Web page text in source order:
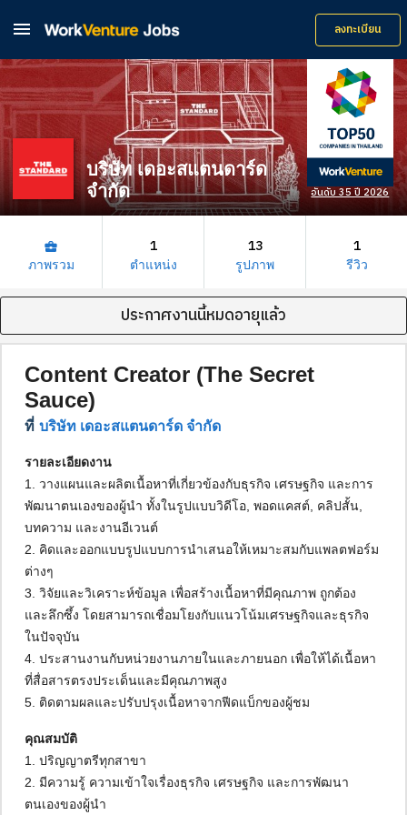
 ลงทะเบียน
อันดับ 35 ปี 2026
บริษัท เดอะสแตนดาร์ด
จำกัด
business_center
ภาพรวม
1
ตำแหน่ง
13
รูปภาพ
1
รีวิว
ประกาศงานนี้หมดอายุแล้ว
Content Creator (The Secret
Sauce)
ที่ บริษัท เดอะสแตนดาร์ด จำกัด
รายละเอียดงาน
1. วางแผนและผลิตเนื้อหาที่เกี่ยวข้องกับธุรกิจ เศรษฐกิจ และการ
พัฒนาตนเองของผู้นำ ทั้งในรูปแบบวิดีโอ, พอดแคสต์, คลิปสั้น,
บทความ และงานอีเวนต์
2. คิดและออกแบบรูปแบบการนำเสนอให้เหมาะสมกับแพลตฟอร์ม
ต่างๆ
3. วิจัยและวิเคราะห์ข้อมูล เพื่อสร้างเนื้อหาที่มีคุณภาพ ถูกต้อง
และลึกซึ้ง โดยสามารถเชื่อมโยงกับแนวโน้มเศรษฐกิจและธุรกิจ
ในปัจจุบัน
4. ประสานงานกับหน่วยงานภายในและภายนอก เพื่อให้ได้เนื้อหา
ที่สื่อสารตรงประเด็นและมีคุณภาพสูง
5. ติดตามผลและปรับปรุงเนื้อหาจากฟีดแบ็กของผู้ชม
คุณสมบัติ
1. ปริญญาตรีทุกสาขา
2. มีความรู้ ความเข้าใจเรื่องธุรกิจ เศรษฐกิจ และการพัฒนา
ตนเองของผู้นำ